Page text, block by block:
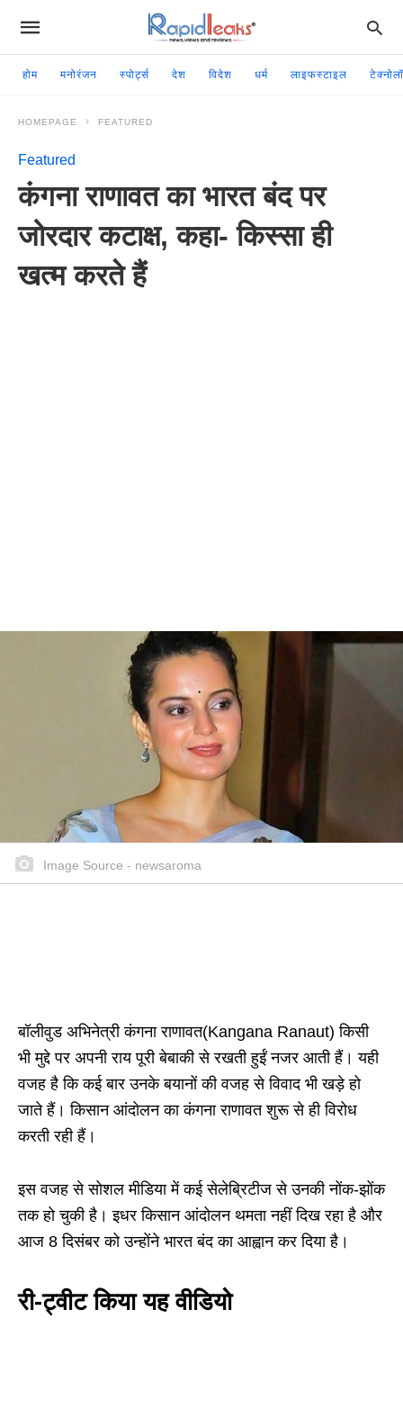
होम मनोरंजन स्पोर्ट्स देश विदेश धर्म लाइफस्टाइल
HOMEPAGE FEATURED
Featured
कंगना राणावत का भारत बंद पर
जोरदार कटाक्ष, कहा- किस्सा ही
खत्म करते हैं
Image Source - newsaroma
बॉलीवुड अभिनेत्री कंगना राणावत(Kangana Ranaut) किसी
भी मुद्दे पर अपनी राय पूरी बेबाकी से रखती हुईं नजर आती हैं। यही
वजह है कि कई बार उनके बयानों की वजह से विवाद भी खड़े हो
जाते हैं। किसान आंदोलन का कंगना राणावत शुरू से ही विरोध
करती रही हैं।
इस वजह से सोशल मीडिया में कई सेलेब्रिटीज से उनकी नोंक-झोंक
तक हो चुकी है। इधर किसान आंदोलन थमता नहीं दिख रहा है और
आज 8 दिसंबर को उन्होंने भारत बंद का आह्वान कर दिया है।
री-ट्वीट किया यह वीडियो